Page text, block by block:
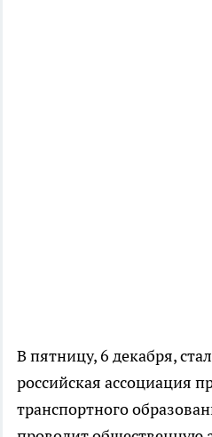
В пятницу, 6 декабря,
российская ассоциация
транспортного